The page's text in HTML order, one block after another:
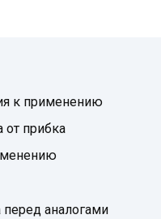
к применению
прибка
аналогами